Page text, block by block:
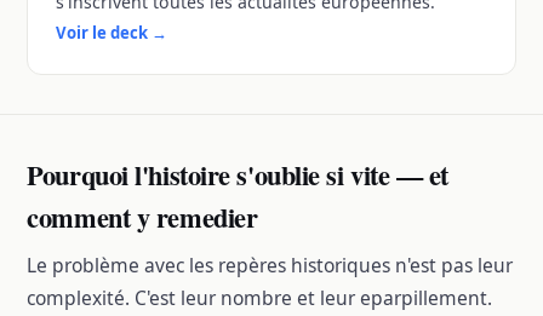
Voir le deck→
Pourquoi l'histoire s'oublie si vite — et
comment y remedier
Le problème avec les repères historiques n'est pas leur
complexité. C'est leur nombre et leur eparpillement.